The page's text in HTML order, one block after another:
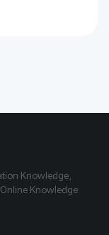
Knowledge,
Knowledge